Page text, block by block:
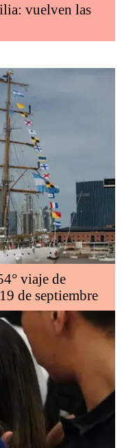
vuelven las
viaje de
de septiembre